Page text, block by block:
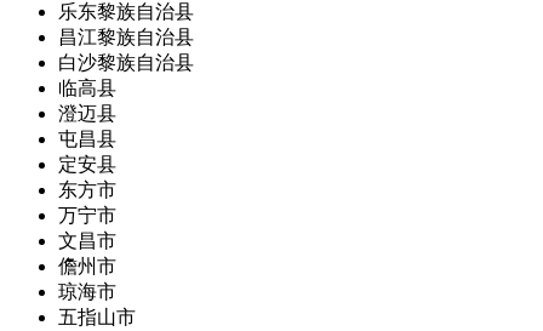
乐东黎族自治县
昌江黎族自治县
白沙黎族自治县
临高县
澄迈县
屯昌县
定安县
东方市
万宁市
文昌市
儋州市
琼海市
五指山市